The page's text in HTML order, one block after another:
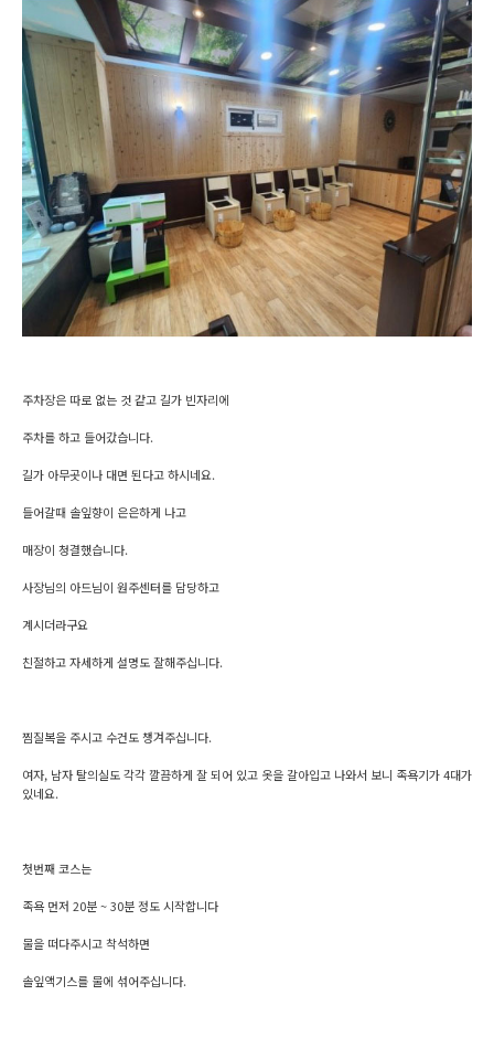
주차장은 따로 없는 것 같고 길가 빈자리에
주차를 하고 들어갔습니다.
길가 아무곳이나 대면 된다고 하시네요.
들어갈때 솔잎향이 은은하게 나고
매장이 청결했습니다.
사장님의 아드님이 원주센터를 담당하고
계시더라구요
친절하고 자세하게 설명도 잘해주십니다.
찜질복을 주시고 수건도 챙겨주십니다.
여자, 남자 탈의실도 각각 깔끔하게 잘 되어 있고 옷을 갈아입고 나와서 보니 족욕기가 4대가
있네요.
첫번째 코스는
족욕 먼저 20분 ~ 30분 정도 시작합니다
물을 떠다주시고 착석하면
솔잎액기스를 물에 섞어주십니다.